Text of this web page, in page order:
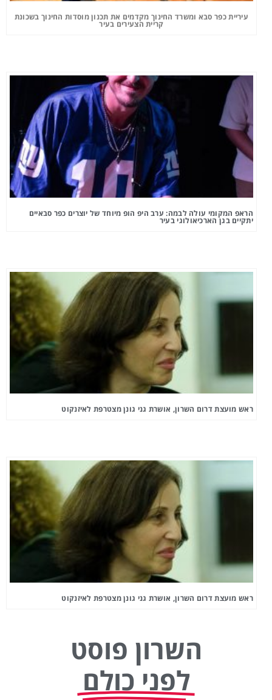
עיריית כפר סבא ומשרד החינוך מקדמים את תכנון מוסדות החינוך בשכונת
קריית הצעירים בעיר
הראפ המקומי עולה לבמה: ערב היפ הופ מיוחד של יוצרים כפר סבאיים
יתקיים בגן הארכיאולוגי בעיר
ראש מועצת דרום השרון, אושרת גני גונן מצטרפת לאיזנקוט
ראש מועצת דרום השרון, אושרת גני גונן מצטרפת לאיזנקוט
השרון פוסט
לפני כולם